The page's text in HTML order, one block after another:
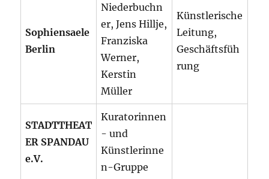
Sophiensaele
Berlin
Niederbuchn
er, Jens Hillje,
Franziska
Werner,
Kerstin
Müller
Künstlerische
Leitung,
Geschäftsfüh
rung
STADTTHEAT
ER SPANDAU
e.V.
Kuratorinnen
- und
Künstlerinne
n-Gruppe